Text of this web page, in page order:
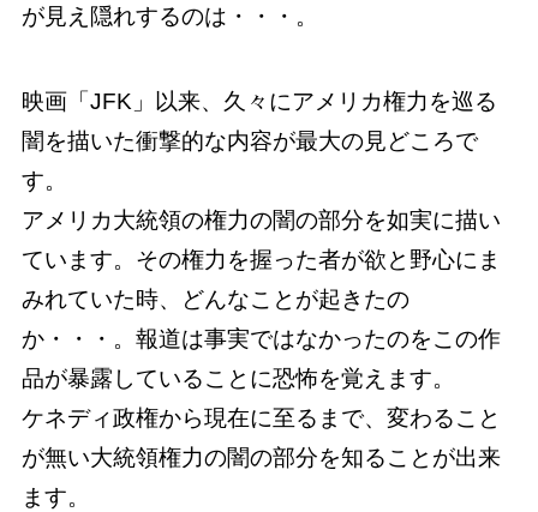
が見え隠れするのは・・・。
映画「JFK」以来、久々にアメリカ権力を巡る
闇を描いた衝撃的な内容が最大の見どころで
す。
アメリカ大統領の権力の闇の部分を如実に描い
ています。その権力を握った者が欲と野心にま
みれていた時、どんなことが起きたの
か・・・。報道は事実ではなかったのをこの作
品が暴露していることに恐怖を覚えます。
ケネディ政権から現在に至るまで、変わること
が無い大統領権力の闇の部分を知ることが出来
ます。